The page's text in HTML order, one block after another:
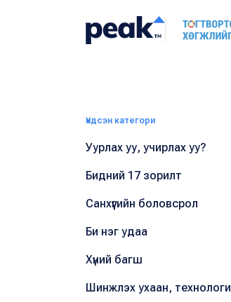
Үндсэн категори
Уурлах уу, учирлах уу?
Бидний 17 зорилт
Санхүүгийн боловсрол
Би нэг удаа
Хүний багш
Шинжлэх ухаан, технологи